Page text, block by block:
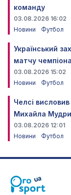
команду
03.08.2026 16:02
Новини
Футбол
Український
матчу
03.08.2026 15:02
Новини
Футбол
Челсі
Михайла
03.08.2026 12:01
Новини
Футбол